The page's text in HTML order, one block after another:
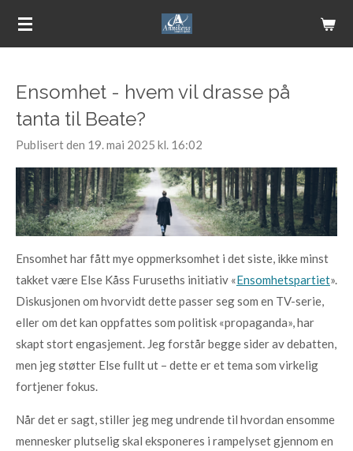
Gå
Ensomhet - hvem vil drasse på
tanta til Beate?
Publisert den 19. mai 2025 kl. 16:02
Ensomhet har fått mye oppmerksomhet i det siste, ikke minst
takket være Else Kåss Furuseths initiativ «Ensomhetspartiet».
Diskusjonen om hvorvidt dette passer seg som en TV-serie,
eller om det kan oppfattes som politisk «propaganda», har
skapt stort engasjement. Jeg forstår begge sider av debatten,
men jeg støtter Else fullt ut – dette er et tema som virkelig
fortjener fokus.
Når det er sagt, stiller jeg meg undrende til hvordan ensomme
mennesker plutselig skal eksponeres i rampelyset gjennom en